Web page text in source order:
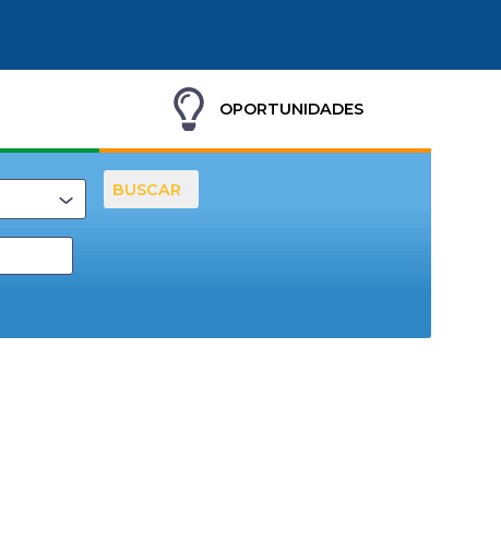
OPORTUNIDADES
BUSCAR